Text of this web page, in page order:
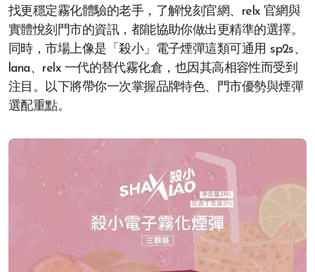
找更穩定霧化體驗的老手，了解悅刻官網、relx 官網與
實體悅刻門市的資訊，都能協助你做出更精準的選擇。
同時，市場上像是「殺小」電子煙彈這類可通用 sp2s、
lana、relx 一代的替代霧化倉，也因其高相容性而受到
注目。以下將帶你一次掌握品牌特色、門市優勢與煙彈
選配重點。